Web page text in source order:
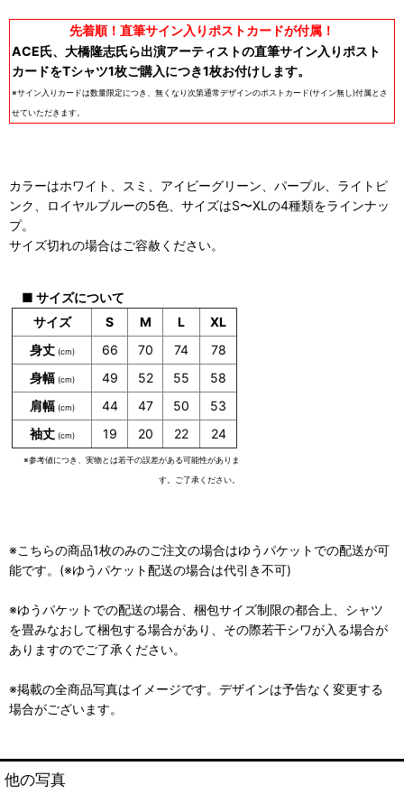
先着順！直筆サイン入りポストカードが付属！
ACE氏、大橋隆志氏ら出演アーティストの直筆サイン入りポスト
カードをTシャツ1枚ご購入につき1枚お付けします。
※サイン入りカードは数量限定につき、無くなり次第通常デザインのポストカード(サイン無し)付属とさ
せていただきます。
カラーはホワイト、スミ、アイビーグリーン、パープル、ライトピ
ンク、ロイヤルブルーの5色、サイズはS〜XLの4種類をラインナッ
プ。
サイズ切れの場合はご容赦ください。
■ サイズについて
サイズ
S M L
XL
身丈(cm) 66 70 74
78
身幅(cm) 49 52 55
58
肩幅(cm) 44 47 50
53
袖丈(cm) 19 20 22 24
※参考値につき、実物とは若干の誤差がある可能性がありま
す。ご了承ください。
※こちらの商品1枚のみのご注文の場合はゆうパケットでの配送が可
能です。(※ゆうパケット配送の場合は代引き不可)
※ゆうパケットでの配送の場合、梱包サイズ制限の都合上、シャツ
を畳みなおして梱包する場合があり、その際若干シワが入る場合が
ありますのでご了承ください。
※掲載の全商品写真はイメージです。デザインは予告なく変更する
場合がございます。
他の写真